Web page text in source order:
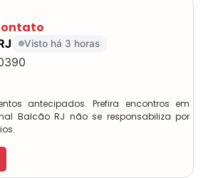
Visto há 3 horas
antecipados. Prefira encontros em
Balcão RJ não se responsabiliza por